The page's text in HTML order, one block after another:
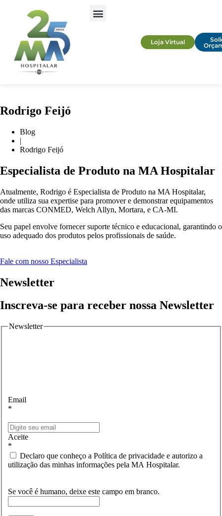
Loja Virtual
Rodrigo Feijó
Blog
|
Rodrigo Feijó
Especialista de Produto na MA Hospitalar
Atualmente, Rodrigo é Especialista de Produto na MA Hospitalar,
onde utiliza sua expertise para promover e demonstrar equipamentos
das marcas CONMED, Welch Allyn, Mortara, e CA-MI.
Seu papel envolve fornecer suporte técnico e educacional, garantindo o
uso adequado dos produtos pelos profissionais de saúde.
Fale com nosso Especialista
Newsletter
Inscreva-se para receber nossa Newsletter
Newsletter
Email
*
Aceite
*
Declaro que conheço a Política de privacidade e autorizo a
utilização das minhas informações pela MA Hospitalar.
Se você é humano, deixe este campo em branco.